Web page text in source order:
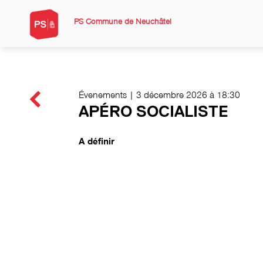
PS Commune de Neuchâtel
Évenements | 3 décembre 2026 à 18:30
APÉRO SOCIALISTE
A définir